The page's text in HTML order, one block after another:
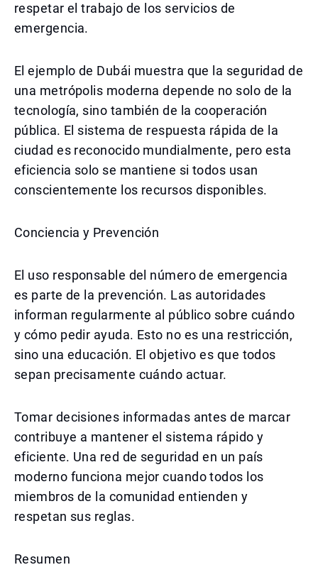
respetar el trabajo de los servicios de
emergencia.
El ejemplo de Dubái muestra que la seguridad de
una metrópolis moderna depende no solo de la
tecnología, sino también de la cooperación
pública. El sistema de respuesta rápida de la
ciudad es reconocido mundialmente, pero esta
eficiencia solo se mantiene si todos usan
conscientemente los recursos disponibles.
Conciencia y Prevención
El uso responsable del número de emergencia
es parte de la prevención. Las autoridades
informan regularmente al público sobre cuándo
y cómo pedir ayuda. Esto no es una restricción,
sino una educación. El objetivo es que todos
sepan precisamente cuándo actuar.
Tomar decisiones informadas antes de marcar
contribuye a mantener el sistema rápido y
eficiente. Una red de seguridad en un país
moderno funciona mejor cuando todos los
miembros de la comunidad entienden y
respetan sus reglas.
Resumen